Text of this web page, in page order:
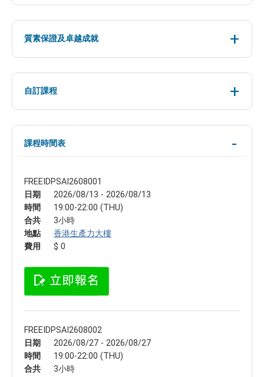
質素保證及卓越成就
自訂課程
課程時間表
FREEIDPSAI2608001
日期
2026/08/13 - 2026/08/13
時間
19:00-22:00 (THU)
合共
3小時
地點
香港生產力大樓
費用
$ 0
FREEIDPSAI2608002
日期
2026/08/27 - 2026/08/27
時間
19:00-22:00 (THU)
合共
3小時